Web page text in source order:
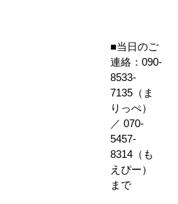
■当日のご
連絡：090-
8533-
7135（ま
りっぺ）
／ 070-
5457-
8314（も
えぴー）
まで